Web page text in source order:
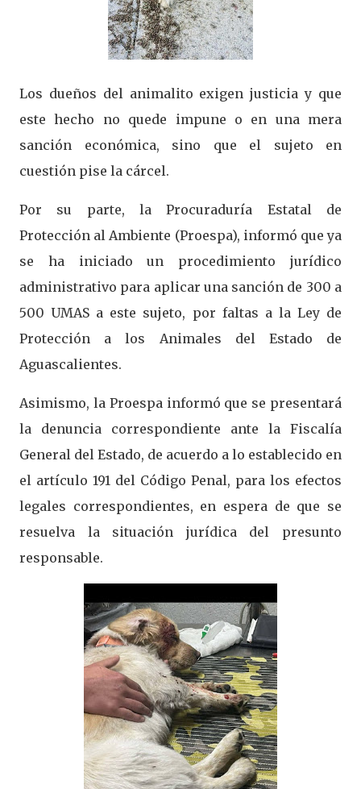
Los dueños del animalito exigen justicia y que
este hecho no quede impune o en una mera
sanción económica, sino que el sujeto en
cuestión pise la cárcel.
Por su parte, la Procuraduría Estatal de
Protección al Ambiente (Proespa), informó que ya
se ha iniciado un procedimiento jurídico
administrativo para aplicar una sanción de 300 a
500 UMAS a este sujeto, por faltas a la Ley de
Protección a los Animales del Estado de
Aguascalientes.
Asimismo, la Proespa informó que se presentará
la denuncia correspondiente ante la Fiscalía
General del Estado, de acuerdo a lo establecido en
el artículo 191 del Código Penal, para los efectos
legales correspondientes, en espera de que se
resuelva la situación jurídica del presunto
responsable.